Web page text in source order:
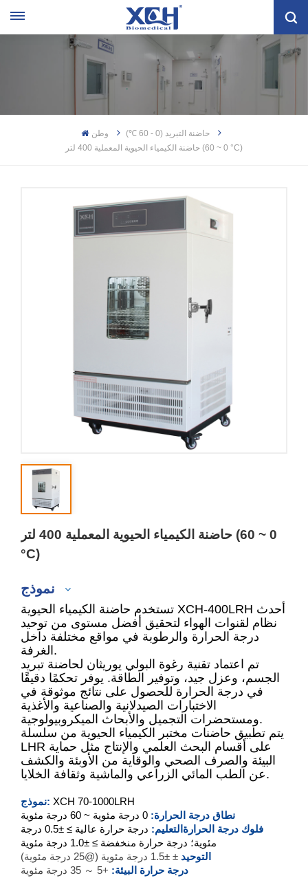
وطن
حاضنة التبريد (0 - 60 ℃)
حاضنة الكيمياء الحيوية المعملية 400 لتر (0 ~ 60 °C)
حاضنة الكيمياء الحيوية المعملية 400 لتر (0 ~ 60
°C)
XCH-70LRH
XCH-150LRH
XCH-250LRH
XCH-400LRH
XCH-500LRH
XCH-800LRH
XCH-1000LRH
تستخدم حاضنة الكيمياء الحيوية XCH-400LRH أحدث
نظام لقنوات الهواء لتحقيق أفضل مستوى من توحيد
درجة الحرارة والرطوبة في مواقع مختلفة داخل
الغرفة.
تم اعتماد تقنية رغوة البولي يوريثان لحاضنة تبريد
الجسم، وعزل جيد، وتوفير الطاقة. يوفر تحكمًا دقيقًا
في درجة الحرارة للحصول على نتائج موثوقة في
الاختبارات الصيدلانية والصناعية والأغذية
ومستحضرات التجميل والأبحاث الميكروبيولوجية.
يتم تطبيق حاضنات مختبر الكيمياء الحيوية من سلسلة
LHR على أقسام البحث العلمي والإنتاج مثل حماية
البيئة والصرف الصحي والوقاية من الأوبئة والكشف
عن الطب المائي الزراعي والماشية وثقافة الخلايا.
نموذج: XCH 70-1000LRH
نطاق درجة الحرارة: 0 درجة مئوية ~ 60 درجة مئوية
فلوك درجة الحرارة التعليم:
درجة حرارة عالية ≥ ±0.5 درجة
مئوية؛ درجة حرارة منخفضة ≥ ±1.0 درجة مئوية
التوحيد ± ±1.5 درجة مئوية (@25 درجة مئوية)
درجة حرارة البيئة: +5 ～ 35 درجة مئوية